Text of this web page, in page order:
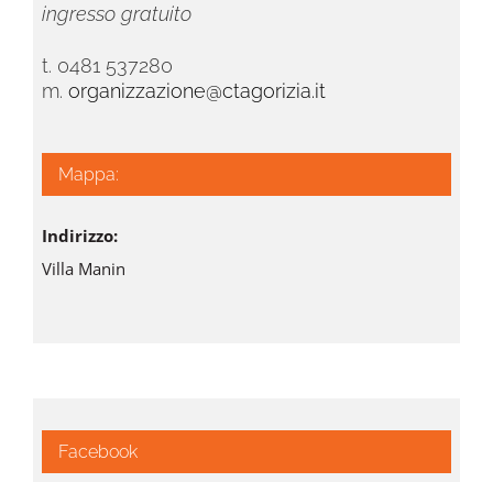
ingresso gratuito
t. 0481 537280
m. organizzazione@ctagorizia.it
Mappa:
Indirizzo:
Villa Manin
Facebook